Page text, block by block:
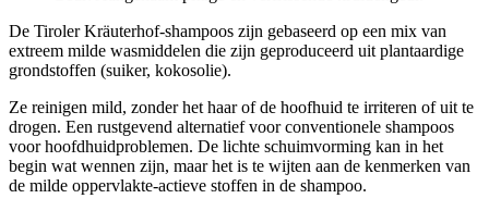
De Tiroler Kräuterhof-shampoos zijn gebaseerd op een mix van
extreem milde wasmiddelen die zijn geproduceerd uit plantaardige
grondstoffen (suiker, kokosolie).
Ze reinigen mild, zonder het haar of de hoofhuid te irriteren of uit te
drogen. Een rustgevend alternatief voor conventionele shampoos
voor hoofdhuidproblemen. De lichte schuimvorming kan in het
begin wat wennen zijn, maar het is te wijten aan de kenmerken van
de milde oppervlakte-actieve stoffen in de shampoo.